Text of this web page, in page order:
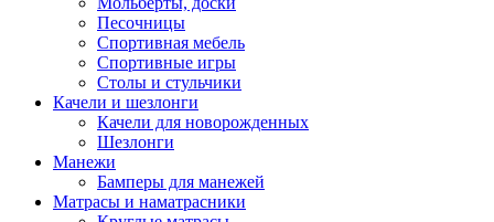
Песочницы
Спортивная мебель
Спортивные игры
Столы и стульчики
Качели и шезлонги
Качели для новорожденных
Шезлонги
Манежи
Бамперы для манежей
Матрасы и наматрасники